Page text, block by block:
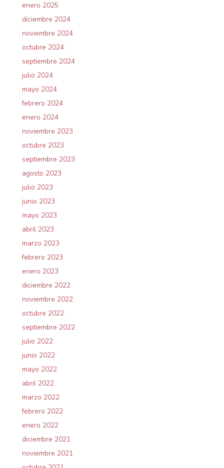
enero 2025
diciembre 2024
noviembre 2024
octubre 2024
septiembre 2024
julio 2024
mayo 2024
febrero 2024
enero 2024
noviembre 2023
octubre 2023
septiembre 2023
agosto 2023
julio 2023
junio 2023
mayo 2023
abril 2023
marzo 2023
febrero 2023
enero 2023
diciembre 2022
noviembre 2022
octubre 2022
septiembre 2022
julio 2022
junio 2022
mayo 2022
abril 2022
marzo 2022
febrero 2022
enero 2022
diciembre 2021
noviembre 2021